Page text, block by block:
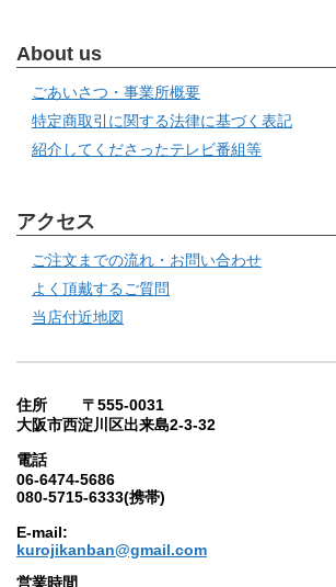
About us
ごあいさつ・事業所概要
特定商取引に関する法律に基づく表記
紹介してくださったテレビ番組等
アクセス
ご注文までの流れ・お問い合わせ
よく頂戴するご質問
当店付近地図
住所 〒555-0031
大阪市西淀川区出来島2-3-32
電話
06-6474-5686
080-5715-6333(携帯)
E-mail:
kurojikanban@gmail.com
営業時間